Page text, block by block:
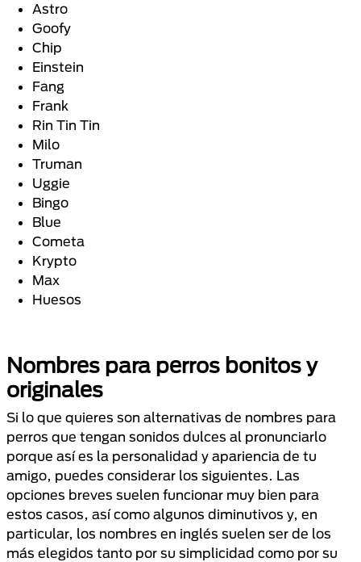
Astro
Goofy
Chip
Einstein
Fang
Frank
Rin Tin Tin
Milo
Truman
Uggie
Bingo
Blue
Cometa
Krypto
Max
Huesos
Nombres para perros bonitos y
originales
Si lo que quieres son alternativas de nombres para
perros que tengan sonidos dulces al pronunciarlo
porque así es la personalidad y apariencia de tu
amigo, puedes considerar los siguientes. Las
opciones breves suelen funcionar muy bien para
estos casos, así como algunos diminutivos y, en
particular, los nombres en inglés suelen ser de los
más elegidos tanto por su simplicidad como por su